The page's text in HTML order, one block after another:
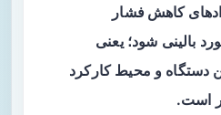
کاهش فشار
بالینی شود؛ یعنی
دستگاه و محیط کارکرد
است.